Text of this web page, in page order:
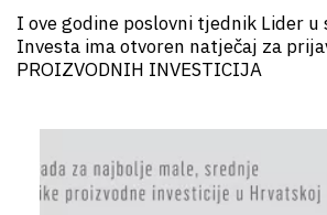
I ove godine poslovni tjednik Lider u
Investa ima otvoren natječaj za
PROIZVODNIH INVESTICIJA